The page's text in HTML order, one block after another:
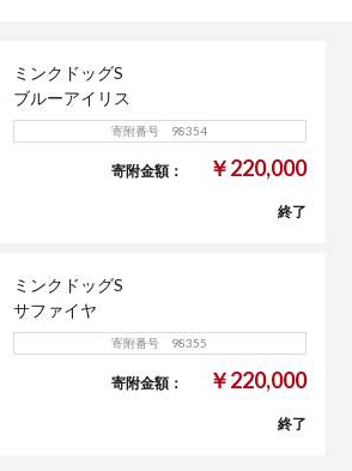
ミンクドッグS
ブルーアイリス
寄附番号 98354
寄附金額： ￥220,000
終了
ミンクドッグS
サファイヤ
寄附番号 98355
寄附金額： ￥220,000
終了